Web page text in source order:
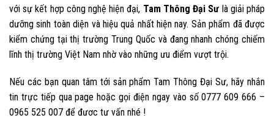
với sự kết hợp công nghệ hiện đại, Tam Thông Đại Sư là giải pháp
dưỡng sinh toàn diện và hiệu quả nhất hiện nay. Sản phẩm đã được
kiểm chứng tại thị trường Trung Quốc và đang nhanh chóng chiếm
lĩnh thị trường Việt Nam nhờ vào những ưu điểm vượt trội.
Nếu các bạn quan tâm tới sản phẩm Tam Thông Đại Sư, hãy nhắn
tin trực tiếp qua page hoặc gọi điện ngay vào số 0777 609 666 –
0965 525 007 để đươc tư vấn nhé !